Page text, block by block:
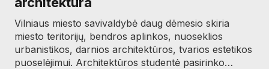
Vilniaus miesto savivaldybė daug dėmesio skiria
miesto teritorijų, bendros aplinkos, nuoseklios
urbanistikos, darnios architektūros, tvarios estetikos
puoselėjimui. Architektūros studentė pasirinko…